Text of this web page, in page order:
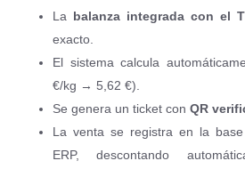
La balanza integrada con el
exacto.
El sistema calcula
€/kg → 5,62 €).
Se genera un ticket con QR
La venta se registra en la
ERP, descontando